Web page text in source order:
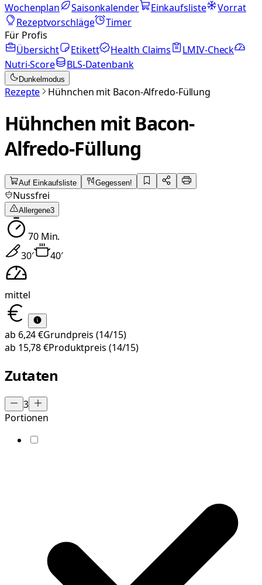
Wochenplan
Saisonkalender Einkaufsliste
Vorrat
Rezeptvorschläge
Timer
Für Profis
Übersicht
Etikett Health Claims
LMIV-Check
Nutri-Score
BLS-Datenbank
Dunkelmodus
Rezepte Hühnchen mit Bacon-Alfredo-Füllung
Hühnchen mit Bacon-
Alfredo-Füllung
Auf Einkaufsliste Gegessen!
Nussfrei
Allergene3
70Min.
30′ 40′
mittel
ab 6,24 €Grundpreis (14/15)
ab 15,78 €Produktpreis (14/15)
Zutaten
3
Portionen